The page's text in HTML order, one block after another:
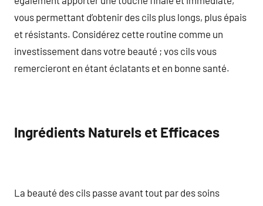
vous permettant d’obtenir des cils plus longs, plus épais
et résistants. Considérez cette routine comme un
investissement dans votre beauté ; vos cils vous
remercieront en étant éclatants et en bonne santé.
Ingrédients Naturels et Efficaces
La beauté des cils passe avant tout par des soins